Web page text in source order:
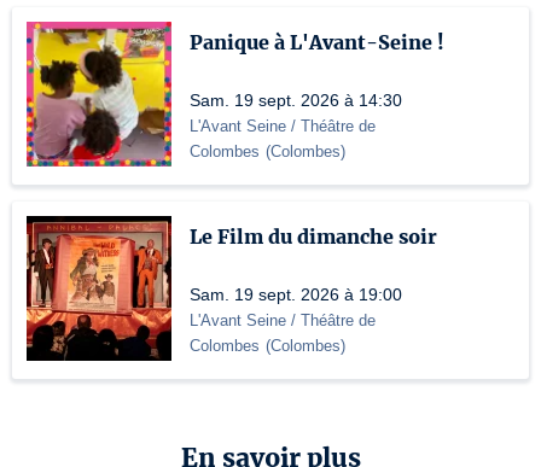
Panique à L'Avant-Seine !
Sam. 19 sept. 2026 à 14:30
L'Avant Seine / Théâtre de
Colombes (Colombes)
Le Film du dimanche soir
Sam. 19 sept. 2026 à 19:00
L'Avant Seine / Théâtre de
Colombes (Colombes)
En savoir plus